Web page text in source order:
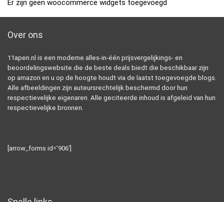
Er zijn geen woocommerce widgets toegevoegd
Over ons
11apen.nl is een moderne alles-in-één prijsvergelijkings- en
beoordelingswebsite die de beste deals biedt die beschikbaar zijn
op amazon en u op de hoogte houdt via de laatst toegevoegde blogs.
Alle afbeeldingen zijn auteursrechtelijk beschermd door hun
respectievelijke eigenaren. Alle geciteerde inhoud is afgeleid van hun
respectievelijke bronnen.
[arrow_forms id=’906′]